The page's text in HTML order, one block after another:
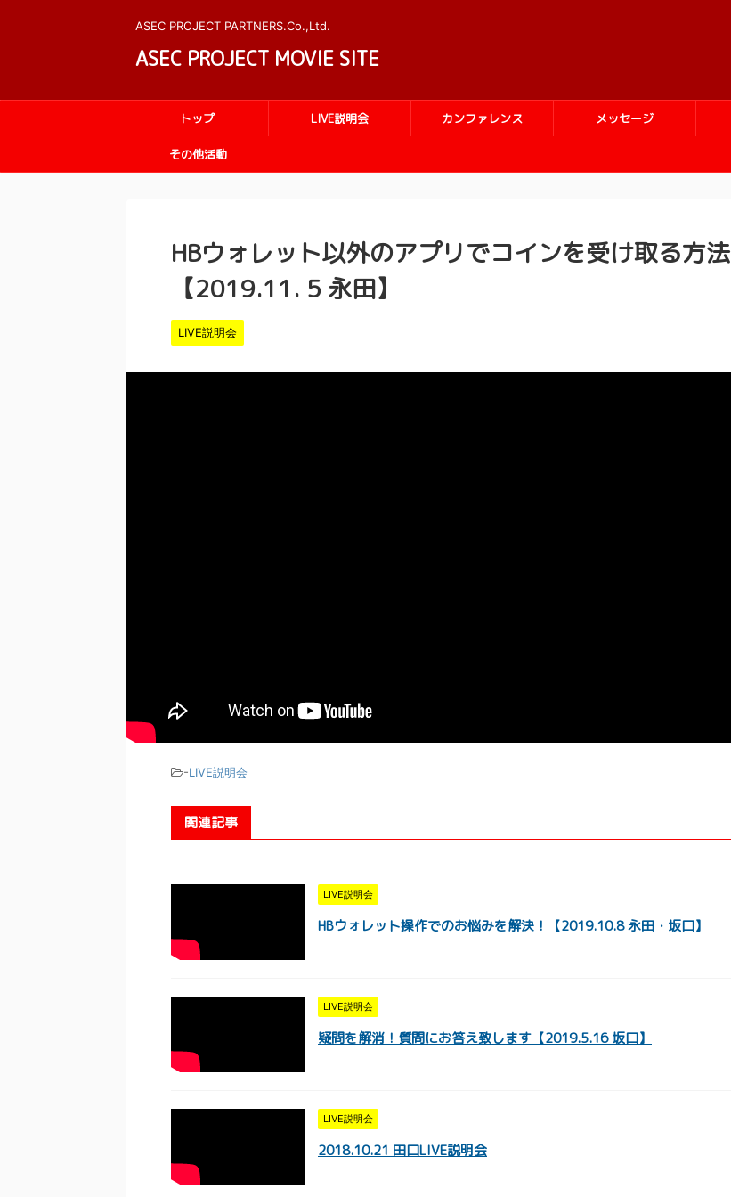
ASEC PROJECT PARTNERS.Co.,Ltd.
ASEC PROJECT MOVIE SITE
トップ LIVE説明会 カンファレンス メッセージ
その他活動
HBウォレット以外のアプリでコインを受け取る方法
【2019.11. 5 永田】
LIVE説明会
-LIVE説明会
関連記事
LIVE説明会
HBウォレット操作でのお悩みを解決！【2019.10.8 永田・坂口】
LIVE説明会
疑問を解消！質問にお答え致します【2019.5.16 坂口】
LIVE説明会
2018.10.21 田口LIVE説明会